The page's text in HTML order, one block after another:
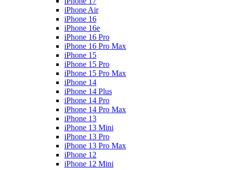
iPhone Air
iPhone 16
iPhone 16e
iPhone 16 Pro
iPhone 16 Pro Max
iPhone 15
iPhone 15 Pro
iPhone 15 Pro Max
iPhone 14
iPhone 14 Plus
iPhone 14 Pro
iPhone 14 Pro Max
iPhone 13
iPhone 13 Mini
iPhone 13 Pro
iPhone 13 Pro Max
iPhone 12
iPhone 12 Mini